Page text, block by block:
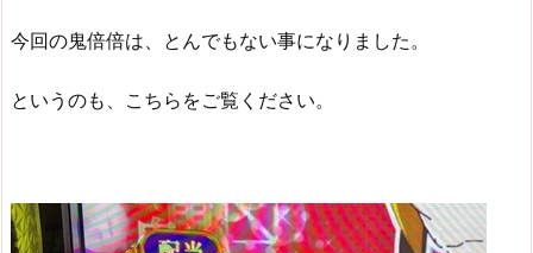
今回の鬼倍倍は、とんでもない事になりました。
というのも、こちらをご覧ください。